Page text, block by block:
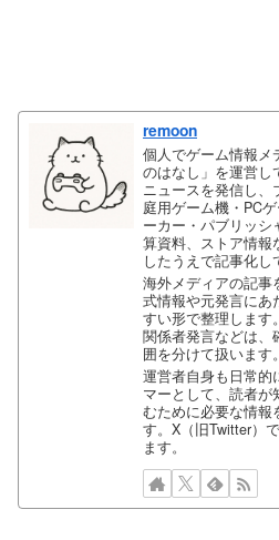
remoon
個人でゲーム情報メ
のはなし」を運営し
ニュースを発信し、
庭用ゲーム機・PC
ーカー・パブリッ
算資料、ストア情報
したうえで記事化し
海外メディアの記事
式情報や元発言にあ
すい形で整理します
関係者発言などは、
囲を分けて扱います。
運営者自身も日常的
マーとして、読者
むために必要な情報
す。X（旧Twitter）
ます。